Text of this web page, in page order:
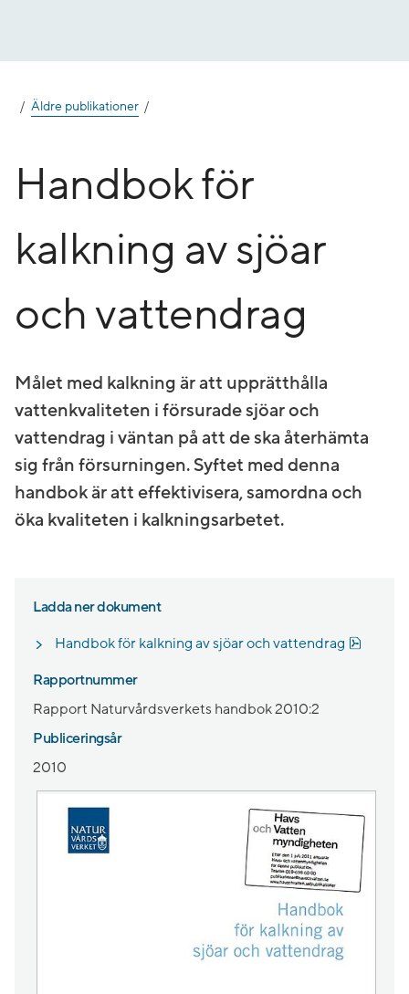
Äldre publikationer
Handbok för
kalkning av sjöar
och vattendrag
Målet med kalkning är att upprätthålla
vattenkvaliteten i försurade sjöar och
vattendrag i väntan på att de ska återhämta
sig från försurningen. Syftet med denna
handbok är att effektivisera, samordna och
öka kvaliteten i kalkningsarbetet.
Ladda ner dokument
Handbok för kalkning av sjöar och vattendrag
Rapportnummer
Rapport Naturvårdsverkets handbok 2010:2
Publiceringsår
2010